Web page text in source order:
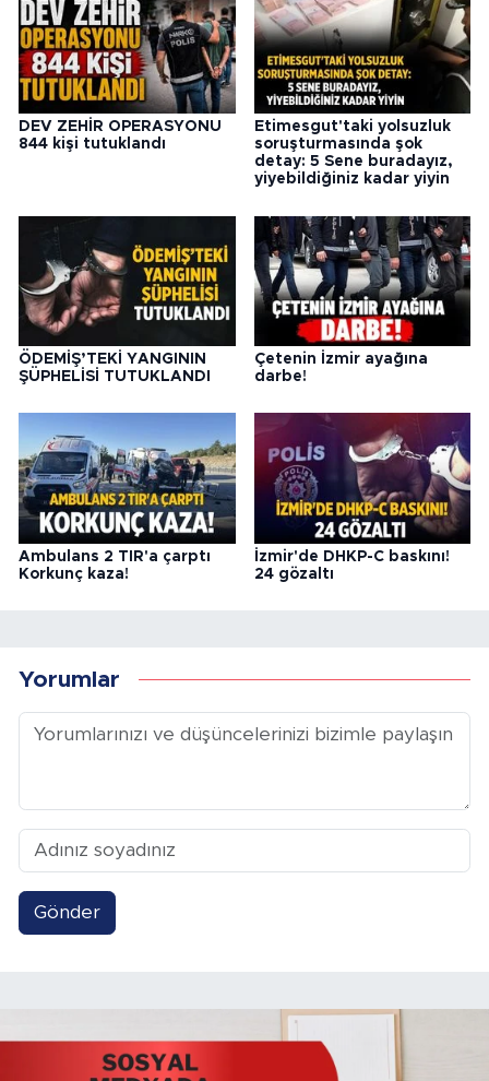
DEV ZEHİR OPERASYONU
844 kişi tutuklandı
Etimesgut'taki yolsuzluk
soruşturmasında şok
detay: 5 Sene buradayız,
yiyebildiğiniz kadar yiyin
ÖDEMİŞ’TEKİ YANGININ
ŞÜPHELİSİ TUTUKLANDI
Çetenin İzmir ayağına
darbe!
Ambulans 2 TIR'a çarptı
Korkunç kaza!
İzmir'de DHKP-C baskını!
24 gözaltı
Yorumlar
Gönder